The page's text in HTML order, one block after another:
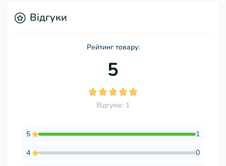
Відгуки
Рейтинг товару:
5
Відгуків: 1
5
1
4
0